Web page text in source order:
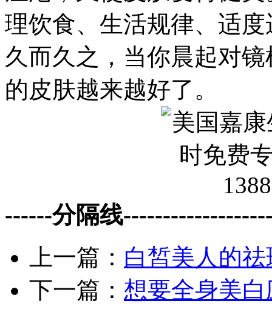
理饮食、生活规律、适
久而久之，当你晨起对
的皮肤越来越好了。
------分隔线
上一篇： 白皙美人的
下一篇： 想要全身美